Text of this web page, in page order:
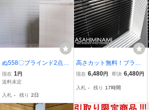
ぬ558〇ブラインド2点●
タカラブラインド/カーテ
ン/日よけ/金具付き/ホワ
写真複数あり/240サイズ
現在 1円
送料未定
入札 - 残り 2日
高さカット無料！ブラッ
クブラインド 横幅165×高
イプ）カーテンレール取
100mm
現在 6,480円 即決 6,480円
入札 - 残り 17時間